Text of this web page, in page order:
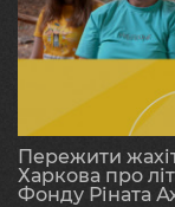
Пережити
Харкова про
Фонду Ріната